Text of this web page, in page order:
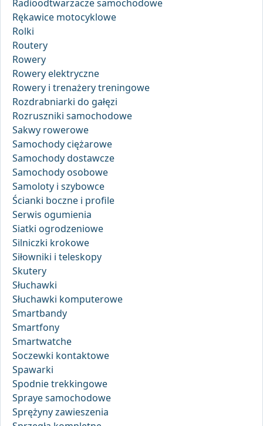
Radioodtwarzacze samochodowe
Rękawice motocyklowe
Rolki
Routery
Rowery
Rowery elektryczne
Rowery i trenażery treningowe
Rozdrabniarki do gałęzi
Rozruszniki samochodowe
Sakwy rowerowe
Samochody ciężarowe
Samochody dostawcze
Samochody osobowe
Samoloty i szybowce
Ścianki boczne i profile
Serwis ogumienia
Siatki ogrodzeniowe
Silniczki krokowe
Siłowniki i teleskopy
Skutery
Słuchawki
Słuchawki komputerowe
Smartbandy
Smartfony
Smartwatche
Soczewki kontaktowe
Spawarki
Spodnie trekkingowe
Spraye samochodowe
Sprężyny zawieszenia